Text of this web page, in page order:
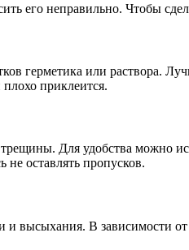
его неправильно. Чтобы
герметика или раствора.
приклеится.
Для удобства можно
не оставлять пропусков.
высыхания. В зависимости